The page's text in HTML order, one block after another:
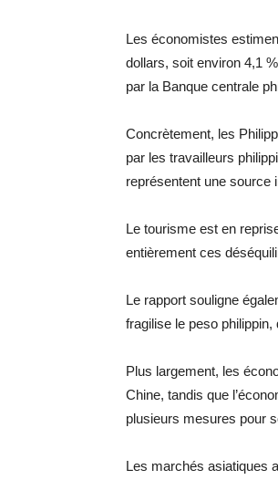
Les économistes
dollars, soit environ 4,1
par la Banque centrale
Concrètement, les
par les travailleurs
représentent une source
Le tourisme est en
entièrement ces
Le rapport souligne
fragilise le peso
Plus largement, les
Chine, tandis que
plusieurs mesures pour
Les marchés asiatiques